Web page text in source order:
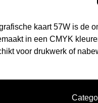
kaart 57W is de
in een CMYK
voor drukwerk of